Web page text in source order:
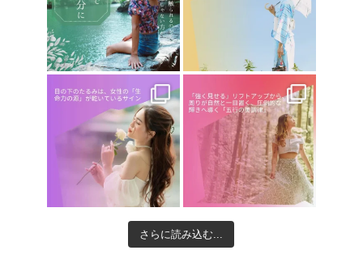
さらに読み込む...